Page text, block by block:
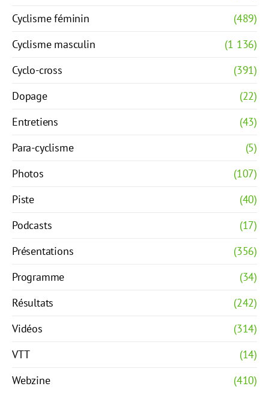
Cyclisme féminin
(489)
Cyclisme masculin
(1 136)
Cyclo-cross
(391)
Dopage
(22)
Entretiens
(43)
Para-cyclisme
(5)
Photos
(107)
Piste
(40)
Podcasts
(17)
Présentations
(356)
Programme
(34)
Résultats
(242)
Vidéos
(314)
VTT
(14)
Webzine
(410)